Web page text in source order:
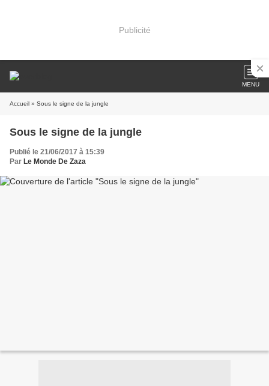
Publicité
MENU
Accueil » Sous le signe de la jungle
Sous le signe de la jungle
Publié le 21/06/2017 à 15:39
Par Le Monde De Zaza